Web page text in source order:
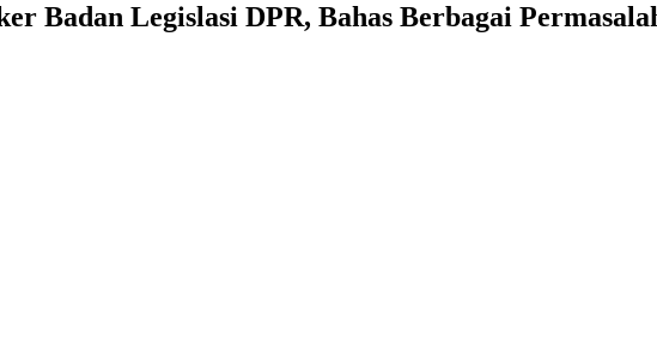
Badan Legislasi DPR, Bahas Berbagai